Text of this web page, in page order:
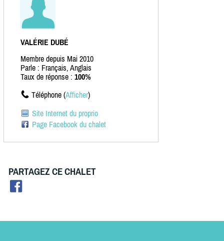
VALÉRIE DUBÉ
Membre depuis Mai 2010
Parle : Français, Anglais
Taux de réponse : 100%
Téléphone (Afficher)
Site Internet du proprio
Page Facebook du chalet
PARTAGEZ CE CHALET